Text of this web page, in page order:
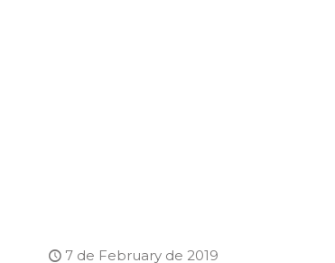
7 de February de 2019